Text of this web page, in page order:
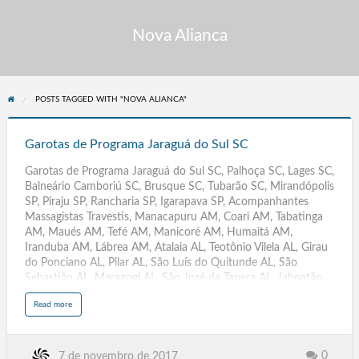
Nova Alianca
POSTS TAGGED WITH "NOVA ALIANCA"
Jaraguá
Garotas de Programa Jaraguá do Sul SC
Garotas de Programa Jaraguá do Sul SC, Palhoça SC, Lages SC,
Balneário Camboriú SC, Brusque SC, Tubarão SC, Mirandópolis
SP, Piraju SP, Rancharia SP, Igarapava SP, Acompanhantes
Massagistas Travestis, Manacapuru AM, Coari AM, Tabatinga
AM, Maués AM, Tefé AM, Manicoré AM, Humaitá AM,
Iranduba AM, Lábrea AM, Atalaia AL, Teotônio Vilela AL, Girau
do Ponciano AL, Pilar AL, São Luís do Quitunde AL, São
Sebastião AL, Maragogi AL, São José da Tapera AL, Jaboatão
dos Guararapes, Olinda, Caruaru, Paulista, Petrolina, Cabo de
Santo Agostinho, Camaragibe, Vitória de Santo Antão,
Gravatá, Goiana, Carpina, Belo Jardim, Arcoverde, Ouricuri,
Read morea
t
a
7 de novembro de 2017 0